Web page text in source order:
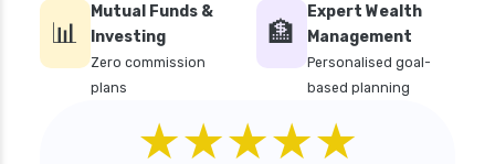
personal loan in lucknow
personal loan in madurai
personal loan in maharashtra
personal loan in mumbai
📊
Mutual Funds &
Investing
Zero commission
plans
🏦
Expert Wealth
Management
Personalised goal-
based planning
★★★★★